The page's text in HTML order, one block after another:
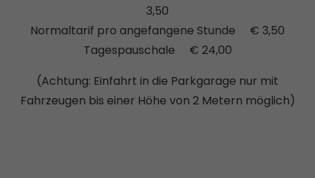
3,50
Normaltarif pro angefangene Stunde € 3,50
Tagespauschale € 24,00
(Achtung: Einfahrt in die Parkgarage nur mit
Fahrzeugen bis einer Höhe von 2 Metern möglich)